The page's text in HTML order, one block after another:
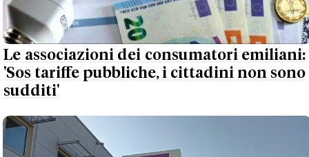
Le associazioni dei consumatori emiliani:
'Sos tariffe pubbliche, i cittadini non sono
sudditi'